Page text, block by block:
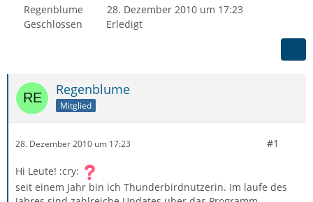
Regenblume
28. Dezember 2010 um 17:23
Geschlossen
Erledigt
Regenblume
Mitglied
28. Dezember 2010 um 17:23 #1
Hi Leute! :cry:
seit einem Jahr bin ich Thunderbirdnutzerin. Im laufe des